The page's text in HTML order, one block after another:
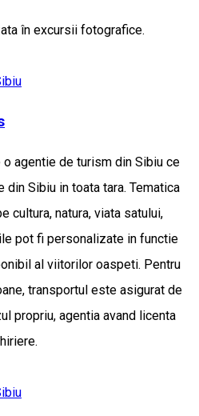
în excursii fotografice.
o agentie de turism din Sibiu ce
Sibiu in toata tara. Tematica
cultura, natura, viata satului,
pot fi personalizate in functie
al viitorilor oaspeti. Pentru
transportul este asigurat de
propriu, agentia avand licenta